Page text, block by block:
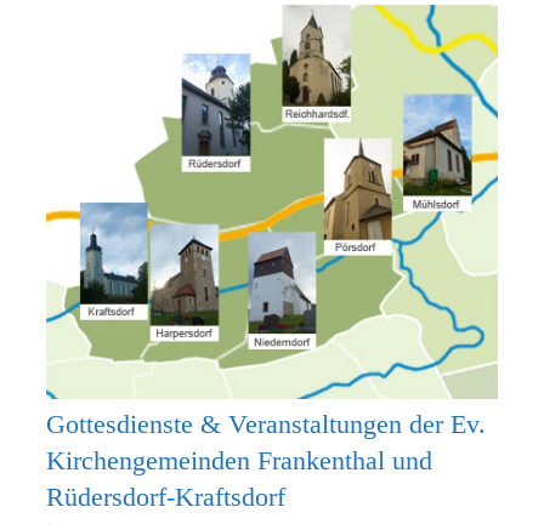
Gottesdienste & Veranstaltungen der Ev.
Kirchengemeinden Frankenthal und
Rüdersdorf-Kraftsdorf